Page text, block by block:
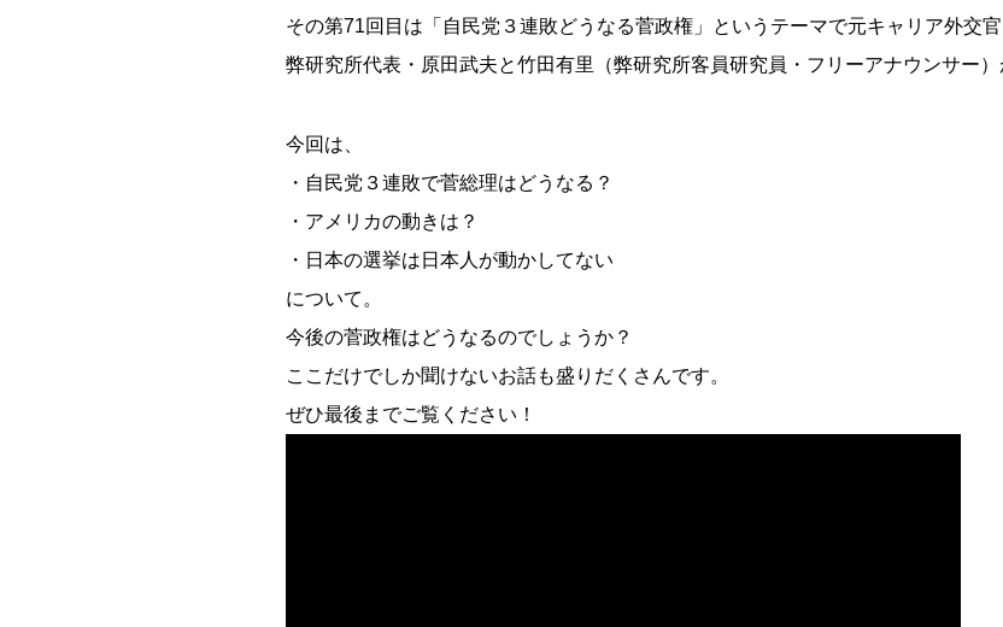
その第71回目は「自民党３連敗どうなる菅政権」というテーマで元キャリア外交
弊研究所代表・原田武夫と竹田有里（弊研究所客員研究員・フリーアナウンサー）
今回は、
・自民党３連敗で菅総理はどうなる？
・アメリカの動きは？
・日本の選挙は日本人が動かしてない
について。
今後の菅政権はどうなるのでしょうか？
ここだけでしか聞けないお話も盛りだくさんです。
ぜひ最後までご覧ください！